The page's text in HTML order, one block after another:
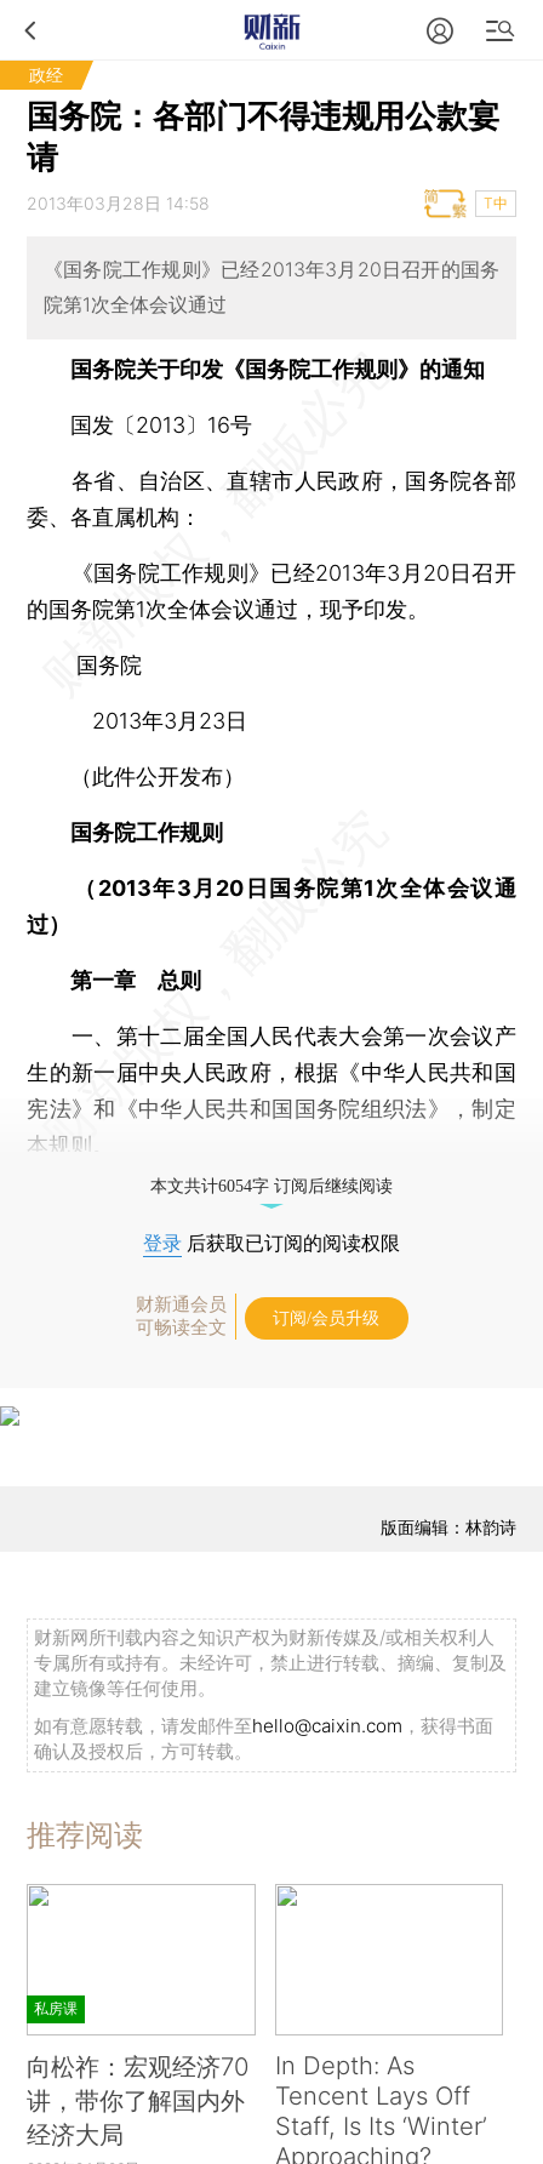
政经
国务院：各部门不得违规用公款宴
请
2013年03月28日 14:58 T中
《国务院工作规则》已经2013年3月20日召开的国务
院第1次全体会议通过
国务院关于印发《国务院工作规则》的通知
国发〔2013〕16号
各省、自治区、直辖市人民政府，国务院各部
委、各直属机构：
《国务院工作规则》已经2013年3月20日召开
的国务院第1次全体会议通过，现予印发。
国务院
2013年3月23日
（此件公开发布）
国务院工作规则
（2013年3月20日国务院第1次全体会议通
过）
第一章 总则
一、第十二届全国人民代表大会第一次会议产
生的新一届中央人民政府，根据《中华人民共和国
宪法》和《中华人民共和国国务院组织法》，制定
本规则。
本文共计6054字 订阅后继续阅读
登录 后获取已订阅的阅读权限
财新通会员
可畅读全文
订阅/会员升级
版面编辑：林韵诗
财新网所刊载内容之知识产权为财新传媒及/或相关权利人
专属所有或持有。未经许可，禁止进行转载、摘编、复制及
建立镜像等任何使用。
如有意愿转载，请发邮件至hello@caixin.com ，获得书面
确认及授权后，方可转载。
推荐阅读
私房课
向松祚：宏观经济70
讲，带你了解国内外
经济大局
In Depth: As
Tencent Lays Off
Staff, Is Its ‘Winter’
Approaching?